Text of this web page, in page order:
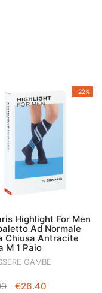
-22%
Highlight For Men
Ad Normale
Chiusa Antracite
M 1 Paio
GAMBE
IL
€26.40